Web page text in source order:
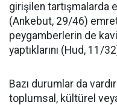
girişilen tartışmalarda
(Ankebut, 29/46)
peygamberlerin de
yaptıklarını (Hud, 11/
Bazı durumlar da
toplumsal, kültürel